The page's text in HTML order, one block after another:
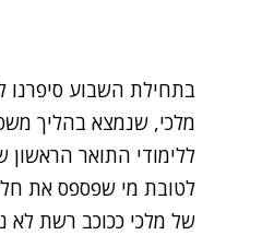
בתחילת השבוע סיפרנו
מלכי, שנמצא בהליך
ללימודי התואר הראשון
לטובת מי שפספס את
של מלכי ככוכב רשת